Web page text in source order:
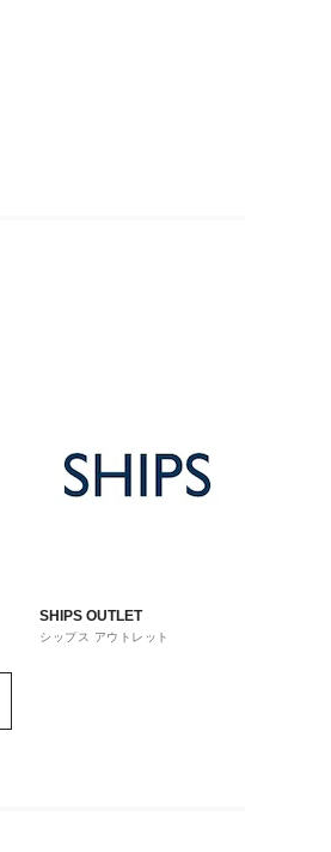
SHIPS OUTLET
シップス アウトレット